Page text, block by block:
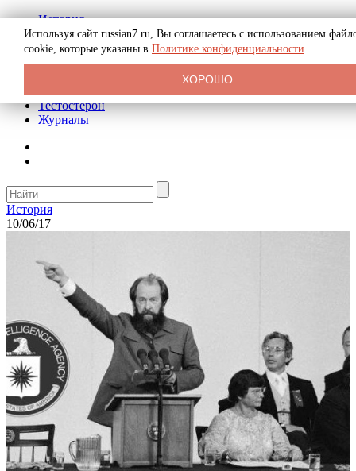
История
Биография
Криминал
Реклама на сайте
Тестостерон
Журналы
История
10/06/17
Используя сайт russian7.ru, Вы соглашаетесь с использованием
cookie, которые указаны в Политике конфиденциальности
ХОРОШО